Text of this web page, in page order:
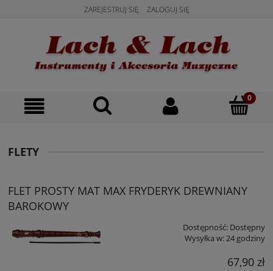
ZAREJESTRUJ SIĘ ZALOGUJ SIĘ
FLETY
FLET PROSTY MAT MAX FRYDERYK DREWNIANY
BAROKOWY
Dostępność: Dostępny
Wysyłka w:24 godziny
67,90 zł